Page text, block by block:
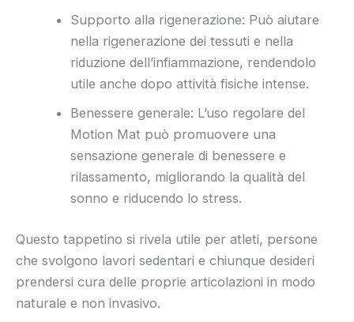
Supporto alla rigenerazione: Può aiutare
nella rigenerazione dei tessuti e nella
riduzione dell’infiammazione, rendendolo
utile anche dopo attività fisiche intense.
Benessere generale: L’uso regolare del
Motion Mat può promuovere una
sensazione generale di benessere e
rilassamento, migliorando la qualità del
sonno e riducendo lo stress.
Questo tappetino si rivela utile per atleti, persone
che svolgono lavori sedentari e chiunque desideri
prendersi cura delle proprie articolazioni in modo
naturale e non invasivo.